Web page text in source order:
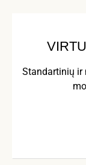
Standartinių ir